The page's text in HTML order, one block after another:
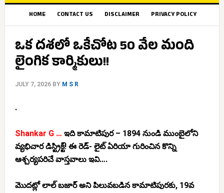
HOME CONTACT US DISCLAIMER PRIVACY POLICY
ఒక దశలో ఒకేచోట 50 వేల మంది
లైంగిక కార్మికులు!!
JULY 7, 2026BY M S R
.
Shankar G … ఇది కామాటిపుర – 1894 నుండి ముంబైలోని
వ్యభిచార డిస్ట్రిక్ట్! ఈ రెడ్- లైట్ ఏరియా గురించిన కొన్ని
ఆశ్చర్యపరిచే వాస్తవాలు ఇవి….
మొదట్లో లాల్ బజార్ అని పిలువబడిన కామాటిపురకు, 19వ